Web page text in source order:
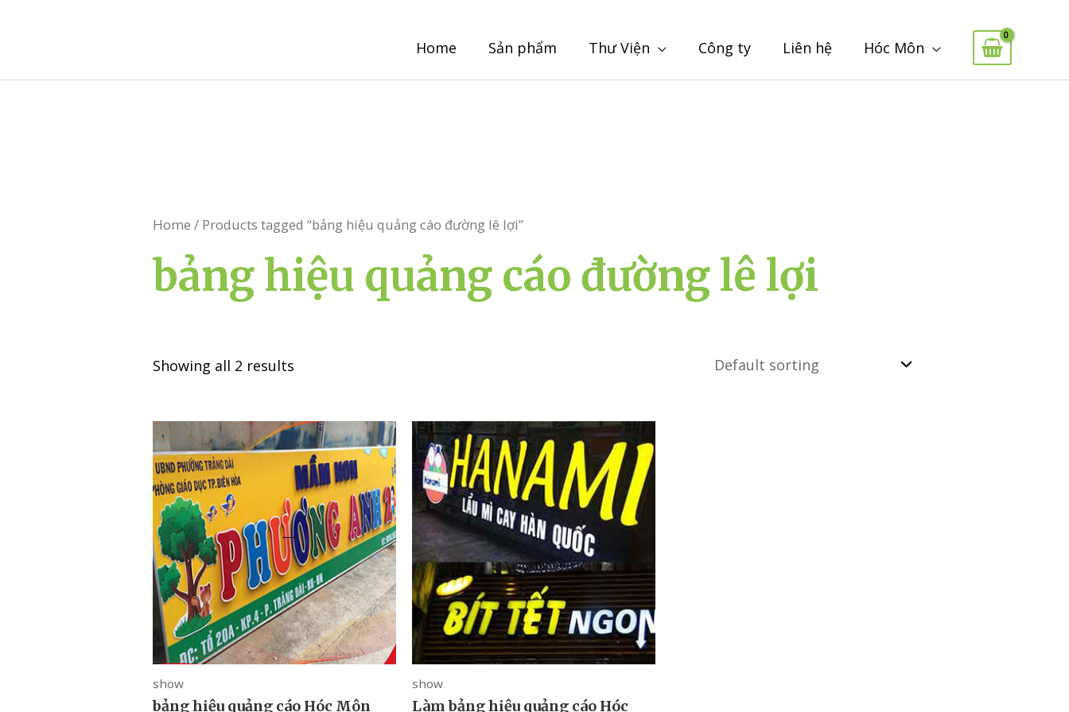
Home Sản phẩm Thư Viện Công ty Liên hệ Hóc Môn
Home / Products tagged “bảng hiệu quảng cáo đường lê lợi”
bảng hiệu quảng cáo đường lê lợi
Showing all 2 results
show
bảng hiệu quảng cáo Hóc Môn
show
Làm bảng hiệu quảng cáo Hóc